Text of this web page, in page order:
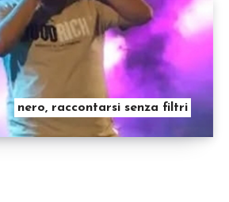
nero, raccontarsi senza filtri